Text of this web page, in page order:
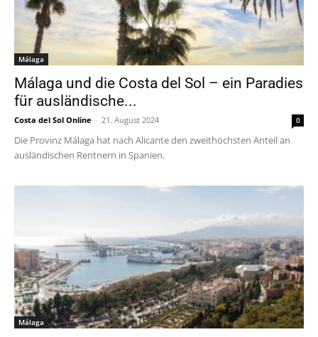
Málaga
Málaga und die Costa del Sol – ein Paradies
für ausländische...
Costa del Sol Online - 21. August 2024 0
Die Provinz Málaga hat nach Alicante den zweithöchsten Anteil an
ausländischen Rentnern in Spanien.
Málaga